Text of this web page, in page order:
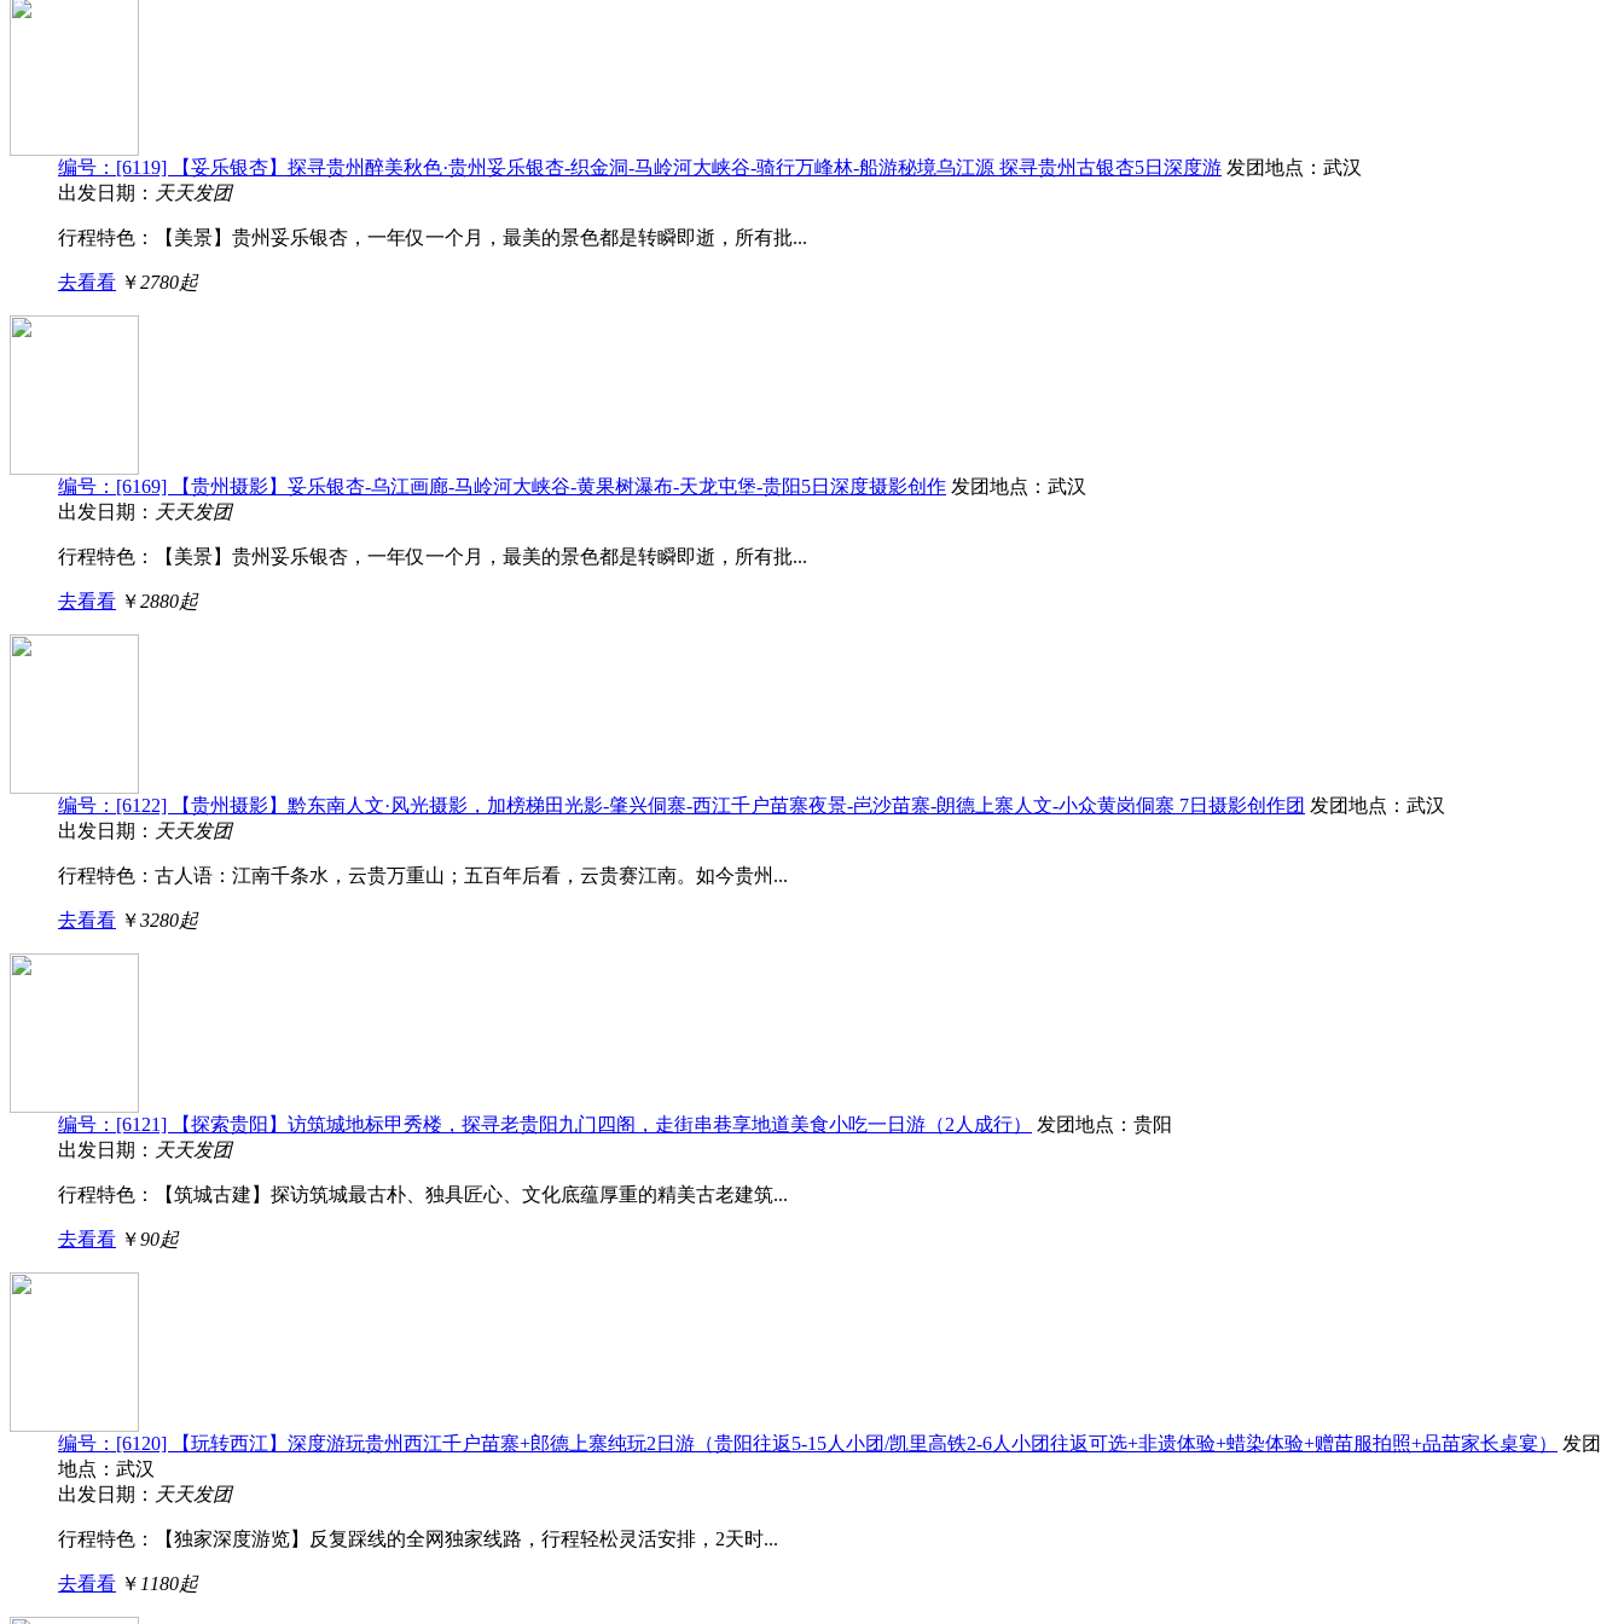
编号：[6119] 【妥乐银杏】探寻贵州醉美秋色·贵州妥乐银杏-织金洞-马岭河大峡谷-骑行万峰林-船游秘境乌江源 探寻贵州古银杏5日深度游 发团地点：武汉
出发日期： 天天发团
行程特色：【美景】贵州妥乐银杏，一年仅一个月，最美的景色都是转瞬即逝，所有批...
去看看 ￥2780起
编号：[6169] 【贵州摄影】妥乐银杏-乌江画廊-马岭河大峡谷-黄果树瀑布-天龙屯堡-贵阳5日深度摄影创作 发团地点：武汉
出发日期： 天天发团
行程特色：【美景】贵州妥乐银杏，一年仅一个月，最美的景色都是转瞬即逝，所有批...
去看看 ￥2880起
编号：[6122] 【贵州摄影】黔东南人文·风光摄影，加榜梯田光影-肇兴侗寨-西江千户苗寨夜景-岜沙苗寨-朗德上寨人文-小众黄岗侗寨 7日摄影创作团 发团地点：武汉
出发日期： 天天发团
行程特色： 古人语：江南千条水，云贵万重山；五百年后看，云贵赛江南。如今贵州...
去看看 ￥3280起
编号：[6121] 【探索贵阳】访筑城地标甲秀楼，探寻老贵阳九门四阁，走街串巷享地道美食小吃一日游（2人成行）
发团地点：贵阳
出发日期： 天天发团
行程特色： 【筑城古建】探访筑城最古朴、独具匠心、文化底蕴厚重的精美古老建筑...
去看看 ￥90起
编号：[6120] 【玩转西江】深度游玩贵州西江千户苗寨+郎德上寨纯玩2日游（贵阳往返5-15人小团/凯里高铁2-6人小团往返可选+非遗体验+蜡染体验+赠苗服拍照+品苗家长桌宴）
发团
地点：武汉
出发日期： 天天发团
行程特色： 【独家深度游览】反复踩线的全网独家线路，行程轻松灵活安排，2天时...
去看看 ￥ 1180起